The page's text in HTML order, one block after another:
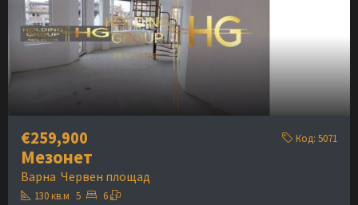
€259,900 Код: 5071
Мезонет
Варна Червен площад
130 кв.м 5 6